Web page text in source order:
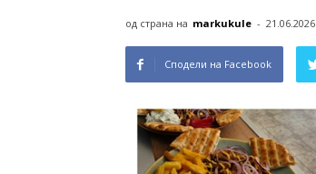
од страна на markukule - 21.06.2026
Сподели на Facebook